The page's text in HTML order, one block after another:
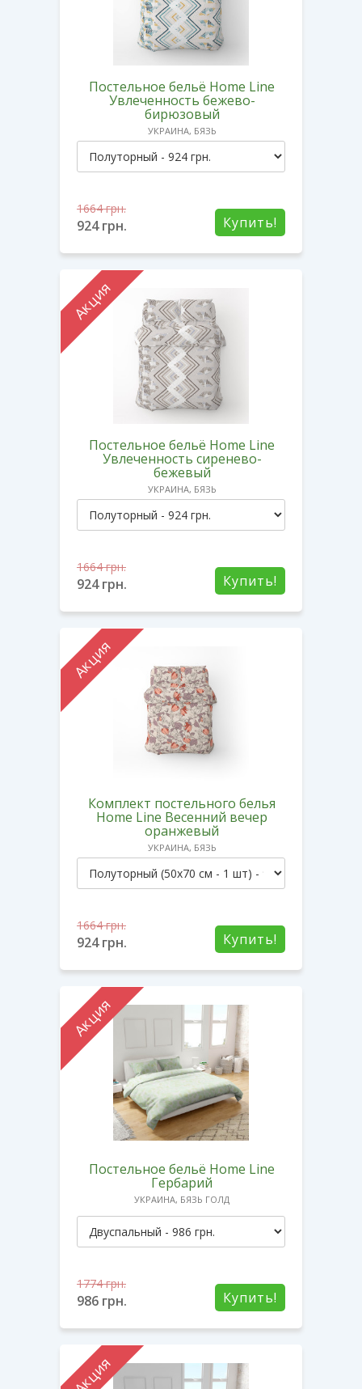
Постельное бельё Home Line
Увлеченность бежево-
бирюзовый
УКРАИНА, БЯЗЬ
Купить!
1664грн.
924грн.
Акция
Постельное бельё Home Line
Увлеченность сиренево-
бежевый
УКРАИНА, БЯЗЬ
Купить!
1664грн.
924грн.
Акция
Комплект постельного белья
Home Line Весенний вечер
оранжевый
УКРАИНА, БЯЗЬ
Купить!
1664грн.
924грн.
Акция
Постельное бельё Home Line
Гербарий
УКРАИНА, БЯЗЬ ГОЛД
Купить!
1774грн.
986 грн.
Акция